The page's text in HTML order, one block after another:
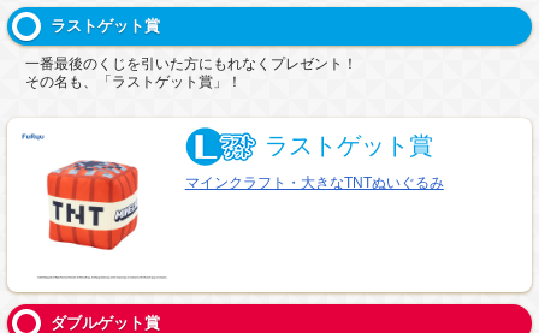
ラストゲット賞
一番最後のくじを引いた方にもれなくプレゼント！
その名も、「ラストゲット賞」！
ラストゲット賞
マインクラフト・大きなTNTぬいぐるみ
ダブルゲット賞